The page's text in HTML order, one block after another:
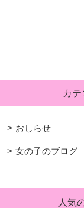
カテ
おしらせ
女の子のブログ
人気